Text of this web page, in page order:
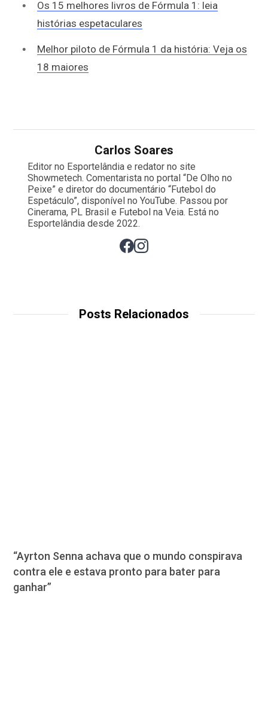
Os 15 melhores livros de Fórmula 1: leia
histórias espetaculares
Melhor piloto de Fórmula 1 da história: Veja os
18 maiores
Carlos Soares
Editor no Esportelândia e redator no site
Showmetech. Comentarista no portal “De Olho no
Peixe” e diretor do documentário “Futebol do
Espetáculo”, disponível no YouTube. Passou por
Cinerama, PL Brasil e Futebol na Veia. Está no
Esportelândia desde 2022.
Posts Relacionados
“Ayrton Senna achava que o mundo conspirava
contra ele e estava pronto para bater para
ganhar”